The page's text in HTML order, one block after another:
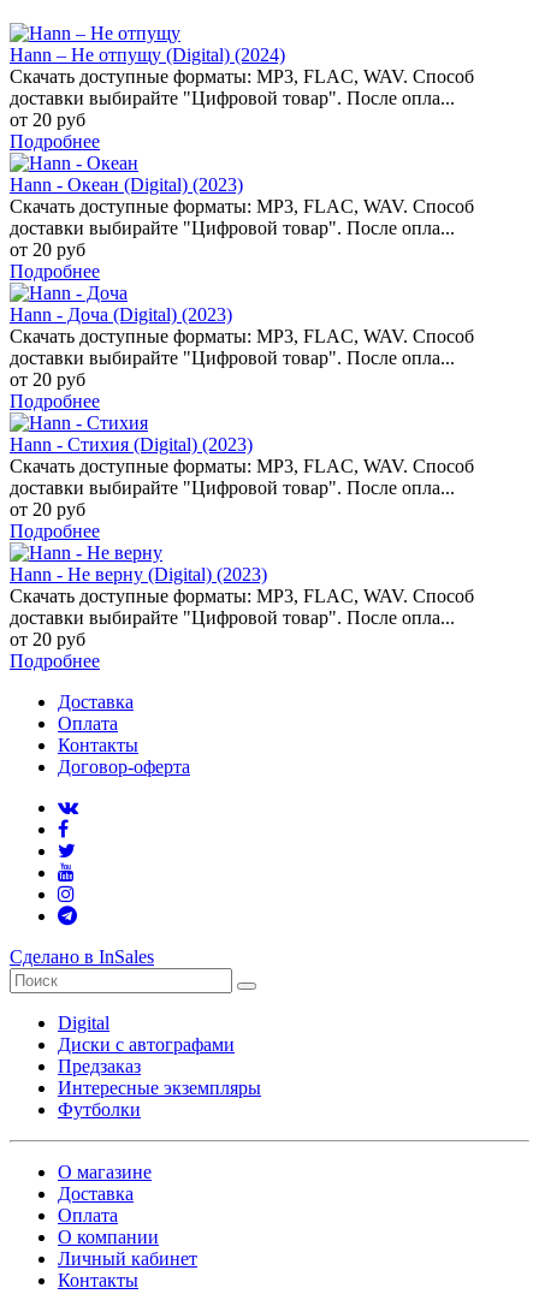
Hann – Не отпущу (Digital) (2024)
Скачать доступные форматы: MP3, FLAC, WAV. Способ
доставки выбирайте "Цифровой товар". После опла...
от 20 руб
Подробнее
Hann - Океан (Digital) (2023)
Скачать доступные форматы: MP3, FLAC, WAV. Способ
доставки выбирайте "Цифровой товар". После опла...
от 20 руб
Подробнее
Hann - Доча (Digital) (2023)
Скачать доступные форматы: MP3, FLAC, WAV. Способ
доставки выбирайте "Цифровой товар". После опла...
от 20 руб
Подробнее
Hann - Стихия (Digital) (2023)
Скачать доступные форматы: MP3, FLAC, WAV. Способ
доставки выбирайте "Цифровой товар". После опла...
от 20 руб
Подробнее
Hann - Не верну (Digital) (2023)
Скачать доступные форматы: MP3, FLAC, WAV. Способ
доставки выбирайте "Цифровой товар". После опла...
от 20 руб
Подробнее
Доставка
Оплата
Контакты
Договор-оферта
Сделано в InSales
Digital
Диски с автографами
Предзаказ
Интересные экземпляры
Футболки
О магазине
Доставка
Оплата
О компании
Личный кабинет
Контакты